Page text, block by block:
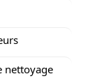
nettoyage